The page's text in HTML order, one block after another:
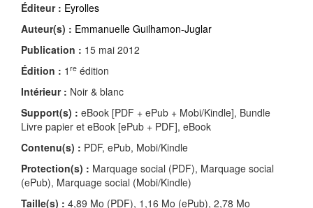
Éditeur : Eyrolles
Auteur(s) : Emmanuelle Guilhamon-Juglar
Publication : 15 mai 2012
Édition : 1 re édition
Intérieur : Noir & blanc
Support(s) : eBook [PDF + ePub + Mobi/Kindle], Bundle
Livre papier et eBook [ePub + PDF], eBook
Contenu(s) : PDF, ePub, Mobi/Kindle
Protection(s) : Marquage social (PDF), Marquage social
(ePub), Marquage social (Mobi/Kindle)
Taille(s) : 4,89 Mo (PDF), 1,16 Mo (ePub), 2,78 Mo